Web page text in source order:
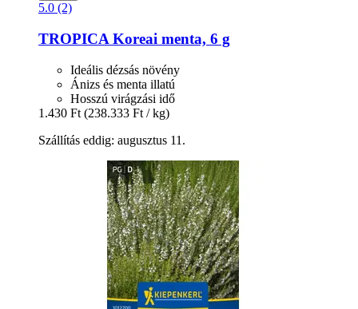
5.0 (2)
TROPICA Koreai menta, 6 g
Ideális dézsás növény
Ánizs és menta illatú
Hosszú virágzási idő
1.430 Ft (238.333 Ft / kg)
Szállítás eddig: augusztus 11.